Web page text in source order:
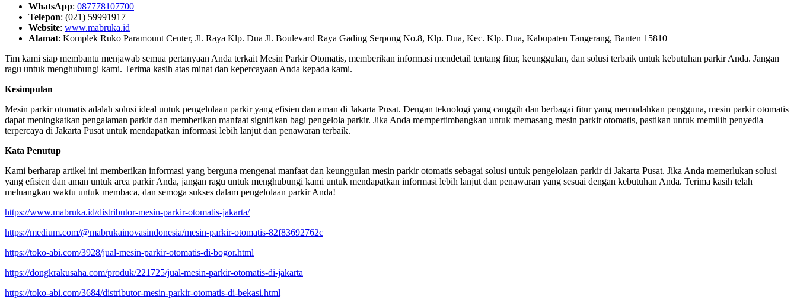
WhatsApp: 087778107700
Telepon: (021) 59991917
Website: www.mabruka.id
Alamat: Komplek Ruko Paramount Center, Jl. Raya Klp. Dua Jl. Boulevard Raya Gading Serpong No.8, Klp. Dua, Kec. Klp. Dua, Kabupaten Tangerang, Banten 15810
Tim kami siap membantu menjawab semua pertanyaan Anda terkait Mesin Parkir Otomatis, memberikan informasi mendetail tentang fitur, keunggulan, dan solusi terbaik untuk kebutuhan parkir Anda. Jangan
ragu untuk menghubungi kami. Terima kasih atas minat dan kepercayaan Anda kepada kami.
Kesimpulan
Mesin parkir otomatis adalah solusi ideal untuk pengelolaan parkir yang efisien dan aman di Jakarta Pusat. Dengan teknologi yang canggih dan berbagai fitur yang memudahkan pengguna, mesin parkir otomatis
dapat meningkatkan pengalaman parkir dan memberikan manfaat signifikan bagi pengelola parkir. Jika Anda mempertimbangkan untuk memasang mesin parkir otomatis, pastikan untuk memilih penyedia
terpercaya di Jakarta Pusat untuk mendapatkan informasi lebih lanjut dan penawaran terbaik.
Kata Penutup
Kami berharap artikel ini memberikan informasi yang berguna mengenai manfaat dan keunggulan mesin parkir otomatis sebagai solusi untuk pengelolaan parkir di Jakarta Pusat. Jika Anda memerlukan solusi
yang efisien dan aman untuk area parkir Anda, jangan ragu untuk menghubungi kami untuk mendapatkan informasi lebih lanjut dan penawaran yang sesuai dengan kebutuhan Anda. Terima kasih telah
meluangkan waktu untuk membaca, dan semoga sukses dalam pengelolaan parkir Anda!
https://www.mabruka.id/distributor-mesin-parkir-otomatis-jakarta/
https://medium.com/@mabrukainovasindonesia/mesin-parkir-otomatis-82f83692762c
https://toko-abi.com/3928/jual-mesin-parkir-otomatis-di-bogor.html
https://dongkrakusaha.com/produk/221725/jual-mesin-parkir-otomatis-di-jakarta
https://toko-abi.com/3684/distributor-mesin-parkir-otomatis-di-bekasi.html